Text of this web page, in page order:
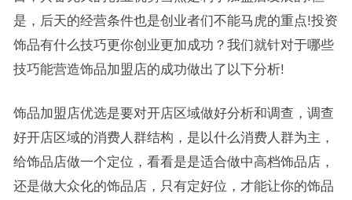
是，后天的经营条件也是创业者们不能马虎的重点!投资
饰品有什么技巧更你创业更加成功？我们就针对于哪些
技巧能营造饰品加盟店的成功做出了以下分析!
饰品加盟店优选是要对开店区域做好分析和调查，调查
好开店区域的消费人群结构，是以什么消费人群为主，
给饰品店做一个定位，看看是是适合做中高档饰品店，
还是做大众化的饰品店，只有定好位，才能让你的饰品